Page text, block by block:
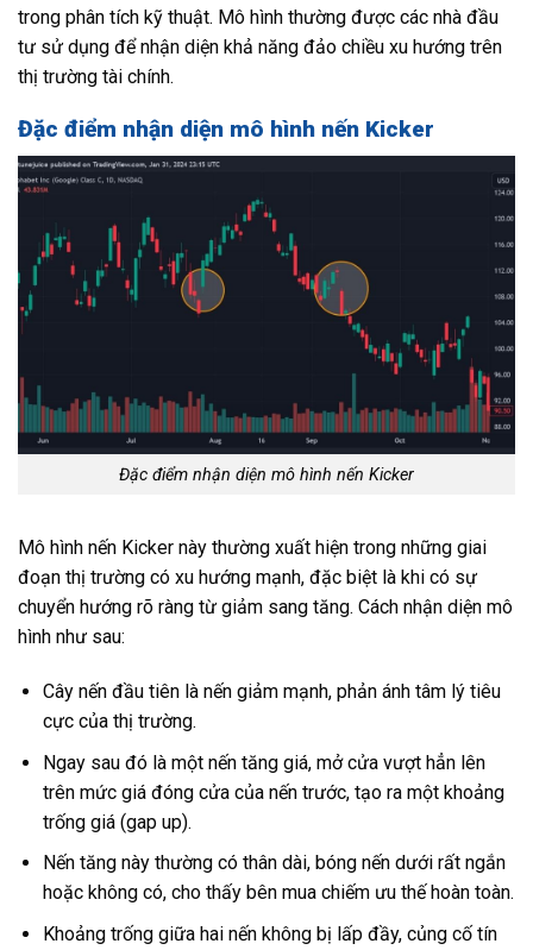
trong phân tích kỹ thuật. Mô hình thường được các nhà đầu
tư sử dụng để nhận diện khả năng đảo chiều xu hướng trên
thị trường tài chính.
Đặc điểm nhận diện mô hình nến Kicker
Đặc điểm nhận diện mô hình nến Kicker
Mô hình nến Kicker này thường xuất hiện trong những giai
đoạn thị trường có xu hướng mạnh, đặc biệt là khi có sự
chuyển hướng rõ ràng từ giảm sang tăng. Cách nhận diện mô
hình như sau:
Cây nến đầu tiên là nến giảm mạnh, phản ánh tâm lý tiêu
cực của thị trường.
Ngay sau đó là một nến tăng giá, mở cửa vượt hẳn lên
trên mức giá đóng cửa của nến trước, tạo ra một khoảng
trống giá (gap up).
Nến tăng này thường có thân dài, bóng nến dưới rất ngắn
hoặc không có, cho thấy bên mua chiếm ưu thế hoàn toàn.
Khoảng trống giữa hai nến không bị lấp đầy, củng cố tín